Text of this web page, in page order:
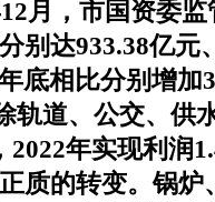
月，市国资委
别达933.38亿元
底相比分别增加
轨道、公交、供
年实现利润
质的转变。锅炉